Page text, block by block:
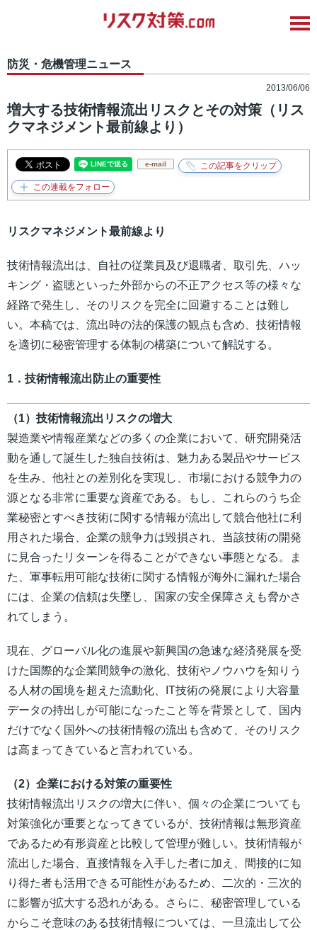
防災・危機管理ニュース
2013/06/06
増大する技術情報流出リスクとその対策（リス
クマネジメント最前線より）
e-mail
リスクマネジメント最前線より
技術情報流出は、自社の従業員及び退職者、取引先、ハッ
キング・盗聴といった外部からの不正アクセス等の様々な
経路で発生し、そのリスクを完全に回避することは難し
い。本稿では、流出時の法的保護の観点も含め、技術情報
を適切に秘密管理する体制の構築について解説する。
1．技術情報流出防止の重要性
（1）技術情報流出リスクの増大
製造業や情報産業などの多くの企業において、研究開発活
動を通して誕生した独自技術は、魅力ある製品やサービス
を生み、他社との差別化を実現し、市場における競争力の
源となる非常に重要な資産である。もし、これらのうち企
業秘密とすべき技術に関する情報が流出して競合他社に利
用された場合、企業の競争力は毀損され、当該技術の開発
に見合ったリターンを得ることができない事態となる。ま
た、軍事転用可能な技術に関する情報が海外に漏れた場合
には、企業の信頼は失墜し、国家の安全保障さえも脅かさ
れてしまう。
現在、グローバル化の進展や新興国の急速な経済発展を受
けた国際的な企業間競争の激化、技術やノウハウを知りう
る人材の国境を超えた流動化、IT技術の発展により大容量
データの持出しが可能になったこと等を背景として、国内
だけでなく国外への技術情報の流出も含めて、そのリスク
は高まってきていると言われている。
（2）企業における対策の重要性
技術情報流出リスクの増大に伴い、個々の企業についても
対策強化が重要となってきているが、技術情報は無形資産
であるため有形資産と比較して管理が難しい。技術情報が
流出した場合、直接情報を入手した者に加え、間接的に知
り得た者も活用できる可能性があるため、二次的・三次的
に影響が拡大する恐れがある。さらに、秘密管理している
からこそ意味のある技術情報については、一旦流出して公